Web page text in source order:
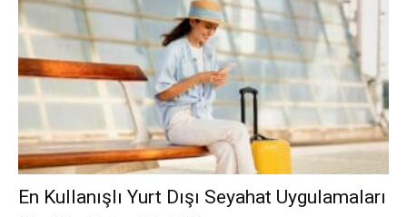
En Kullanışlı Yurt Dışı Seyahat Uygulamaları